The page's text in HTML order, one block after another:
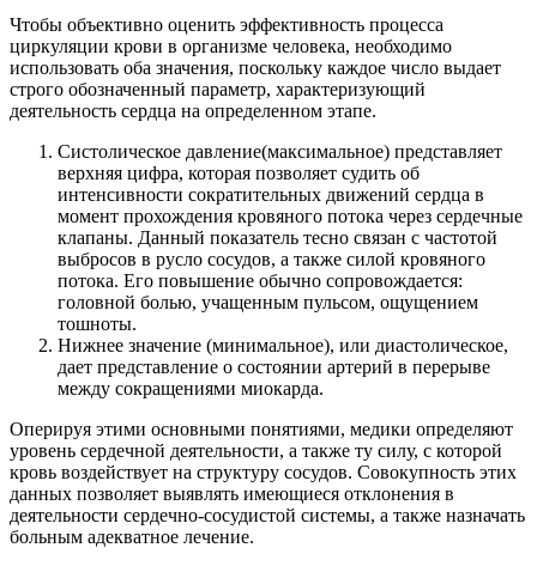
Чтобы объективно оценить эффективность процесса
циркуляции крови в организме человека, необходимо
использовать оба значения, поскольку каждое число выдает
строго обозначенный параметр, характеризующий
деятельность сердца на определенном этапе.
Систолическое давление(максимальное) представляет
верхняя цифра, которая позволяет судить об
интенсивности сократительных движений сердца в
момент прохождения кровяного потока через сердечные
клапаны. Данный показатель тесно связан с частотой
выбросов в русло сосудов, а также силой кровяного
потока. Его повышение обычно сопровождается:
головной болью, учащенным пульсом, ощущением
тошноты.
Нижнее значение (минимальное), или диастолическое,
дает представление о состоянии артерий в перерыве
между сокращениями миокарда.
Оперируя этими основными понятиями, медики определяют
уровень сердечной деятельности, а также ту силу, с которой
кровь воздействует на структуру сосудов. Совокупность этих
данных позволяет выявлять имеющиеся отклонения в
деятельности сердечно-сосудистой системы, а также назначать
больным адекватное лечение.